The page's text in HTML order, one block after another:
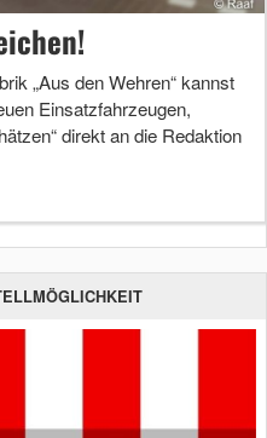
„Aus den Wehren“ kannst
Einsatzfahrzeugen,
direkt an die Redaktion